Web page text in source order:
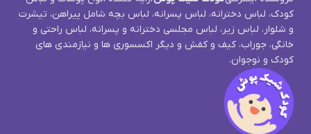
کودک، لباس دخترانه، لباس پسرانه، لباس بچه شامل پیراهن، تیشرت
و شلوار، لباس زیر، لباس مجلسی دخترانه و پسرانه، لباس راحتی و
خانگی، جوراب، کیف و کفش و دیگر اکسسوری ها و نیازمندی های
کودک و نوجوان.